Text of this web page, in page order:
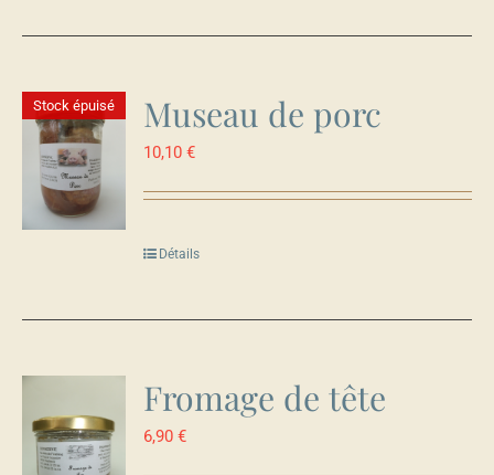
Stock épuisé Museau de porc
10,10€
Détails
Fromage de tête
6,90€